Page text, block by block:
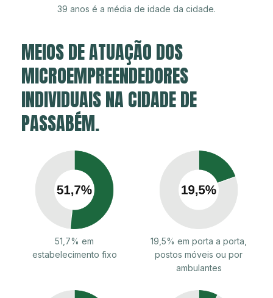
39 anos é a média de idade da cidade.
MEIOS DE ATUAÇÃO DOS
MICROEMPREENDEDORES
INDIVIDUAIS NA CIDADE DE
PASSABÉM.
51,7% em
estabelecimento fixo
19,5% em porta a porta,
postos móveis ou por
ambulantes